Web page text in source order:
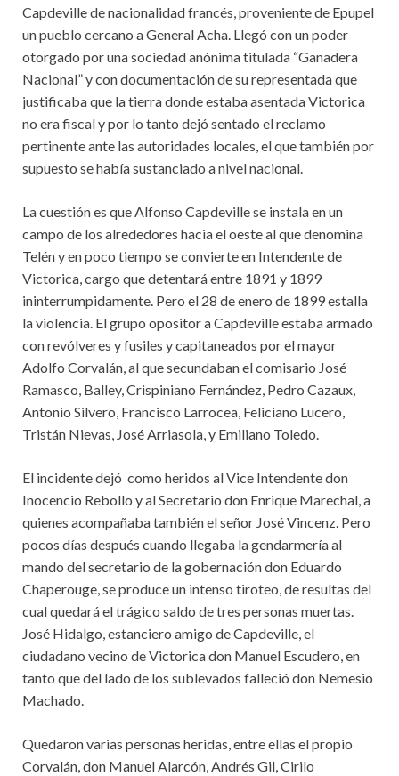
Capdeville de nacionalidad francés, proveniente de Epupel
un pueblo cercano a General Acha. Llegó con un poder
otorgado por una sociedad anónima titulada “Ganadera
Nacional” y con documentación de su representada que
justificaba que la tierra donde estaba asentada Victorica
no era fiscal y por lo tanto dejó sentado el reclamo
pertinente ante las autoridades locales, el que también por
supuesto se había sustanciado a nivel nacional.
La cuestión es que Alfonso Capdeville se instala en un
campo de los alrededores hacia el oeste al que denomina
Telén y en poco tiempo se convierte en Intendente de
Victorica, cargo que detentará entre 1891 y 1899
ininterrumpidamente. Pero el 28 de enero de 1899 estalla
la violencia. El grupo opositor a Capdeville estaba armado
con revólveres y fusiles y capitaneados por el mayor
Adolfo Corvalán, al que secundaban el comisario José
Ramasco, Balley, Crispiniano Fernández, Pedro Cazaux,
Antonio Silvero, Francisco Larrocea, Feliciano Lucero,
Tristán Nievas, José Arriasola, y Emiliano Toledo.
El incidente dejó como heridos al Vice Intendente don
Inocencio Rebollo y al Secretario don Enrique Marechal, a
quienes acompañaba también el señor José Vincenz. Pero
pocos días después cuando llegaba la gendarmería al
mando del secretario de la gobernación don Eduardo
Chaperouge, se produce un intenso tiroteo, de resultas del
cual quedará el trágico saldo de tres personas muertas.
José Hidalgo, estanciero amigo de Capdeville, el
ciudadano vecino de Victorica don Manuel Escudero, en
tanto que del lado de los sublevados falleció don Nemesio
Machado.
Quedaron varias personas heridas, entre ellas el propio
Corvalán, don Manuel Alarcón, Andrés Gil, Cirilo